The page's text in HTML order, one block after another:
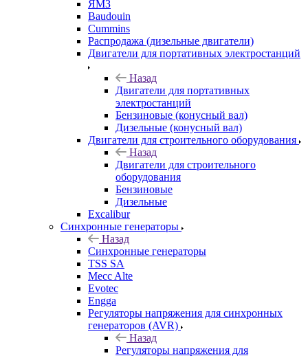
ЯМЗ
Baudouin
Cummins
Распродажа (дизельные двигатели)
Двигатели для портативных электростанций
Назад
Двигатели для портативных
электростанций
Бензиновые (конусный вал)
Дизельные (конусный вал)
Двигатели для строительного оборудования
Назад
Двигатели для строительного
оборудования
Бензиновые
Дизельные
Excalibur
Синхронные генераторы
Назад
Синхронные генераторы
TSS SA
Mecc Alte
Evotec
Engga
Регуляторы напряжения для синхронных
генераторов (AVR)
Назад
Регуляторы напряжения для